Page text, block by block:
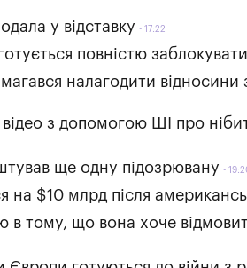
у відставку 17:22
повністю
налагодити
з допомогою ШІ про
ще одну підозрювану
на $10 млрд після
в тому, що вона хоче